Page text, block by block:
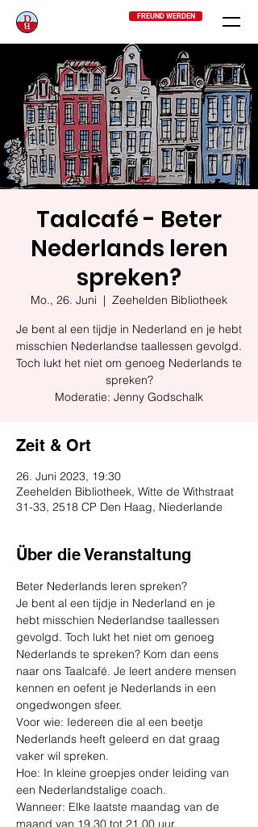
FREUND WERDEN
Taalcafé - Beter
Nederlands leren
spreken?
Mo., 26. Juni
  |
Zeehelden Bibliotheek
Je bent al een tijdje in Nederland en je hebt
misschien Nederlandse taallessen gevolgd.
Toch lukt het niet om genoeg Nederlands te
spreken?
Moderatie: Jenny Godschalk
Zeit & Ort
26. Juni 2023, 19:30
Zeehelden Bibliotheek, Witte de Withstraat
31-33, 2518 CP Den Haag, Niederlande
Über die Veranstaltung
Beter Nederlands leren spreken?
Je bent al een tijdje in Nederland en je
hebt misschien Nederlandse taallessen
gevolgd. Toch lukt het niet om genoeg
Nederlands te spreken? Kom dan eens
naar ons Taalcafé. Je leert andere mensen
kennen en oefent je Nederlands in een
ongedwongen sfeer.
Voor wie: Iedereen die al een beetje
Nederlands heeft geleerd en dat graag
vaker wil spreken.
Hoe: In kleine groepjes onder leiding van
een Nederlandstalige coach.
Wanneer: Elke laatste maandag van de
maand van 19.30 tot 21.00 uur.